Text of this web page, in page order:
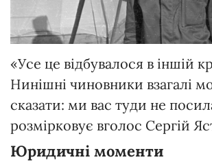
«Усе це відбувалося в іншій
Нинішні чиновники взагалі
сказати: ми вас туди не
розмірковує вголос Сергій
Юридичні моменти